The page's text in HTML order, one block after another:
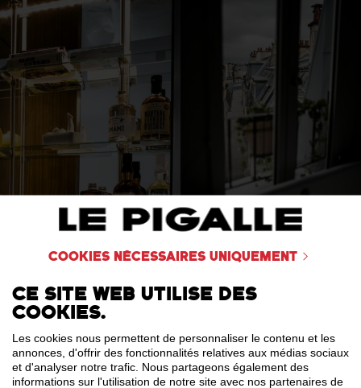
Cookies nécessaires uniquement
Ce site web utilise des
cookies.
Les cookies nous permettent de personnaliser le contenu et les
annonces, d'offrir des fonctionnalités relatives aux médias sociaux
et d'analyser notre trafic. Nous partageons également des
informations sur l'utilisation de notre site avec nos partenaires de